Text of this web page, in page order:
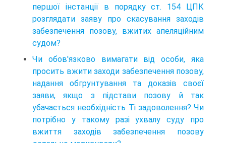
першої інстанції в порядку ст. 154 ЦПК
розглядати заяву про скасування заходів
забезпечення позову, вжитих апеляційним
судом?
Чи обов'язково вимагати від особи, яка
просить вжити заходи забезпечення позову,
надання обгрунтування та доказів своєї
заяви, якщо з підстави позову й так
убачається необхідність Ті задоволення? Чи
потрібно у такому разі ухвалу суду про
вжиття заходів забезпечення позову